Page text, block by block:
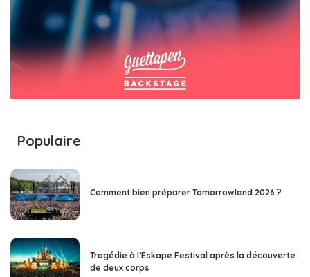
Populaire
Comment bien préparer Tomorrowland 2026 ?
Tragédie à l’Eskape Festival après la découverte
de deux corps